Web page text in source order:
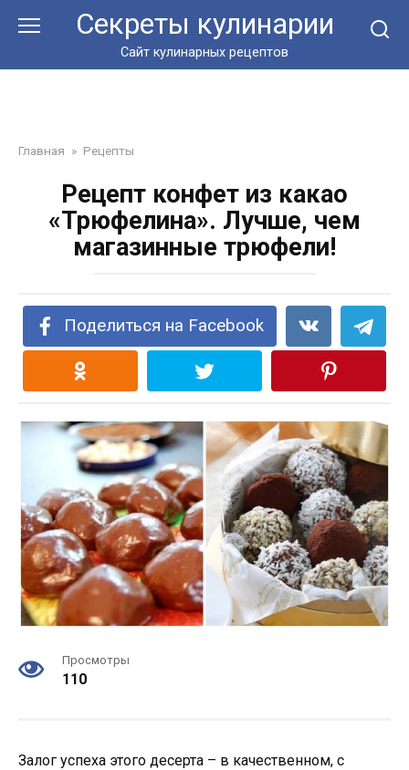
Секреты кулинарии
Сайт кулинарных рецептов
Главная » Рецепты
Рецепт конфет из какао
«Трюфелина». Лучше, чем
магазинные трюфели!
Поделиться на Facebook
Просмотры
110
Залог успеха этого десерта – в качественном, с